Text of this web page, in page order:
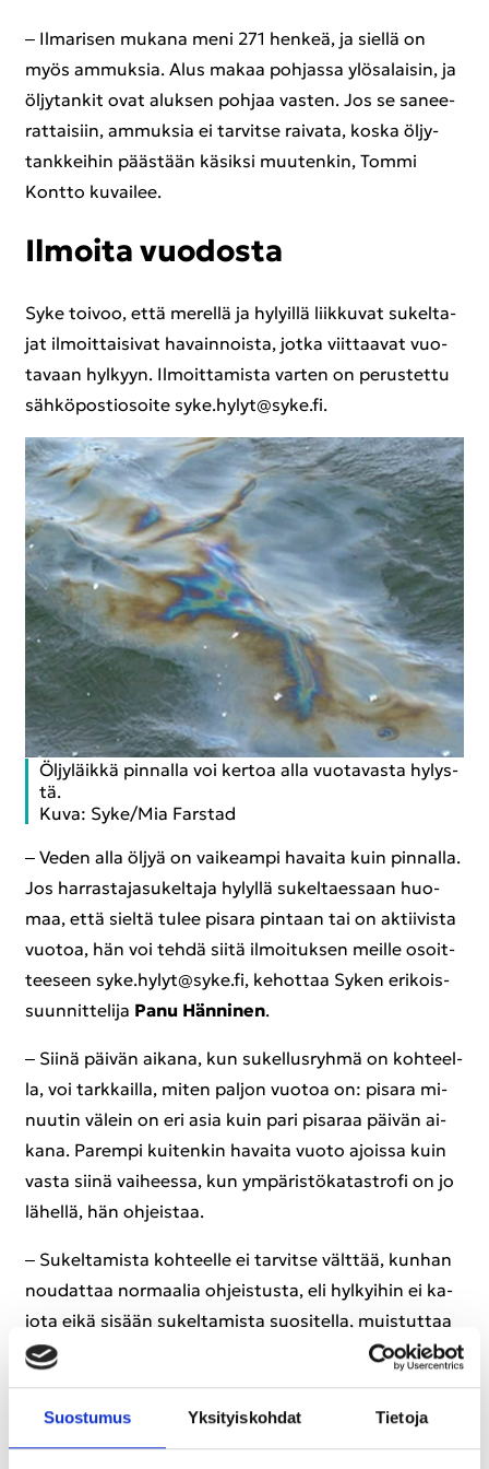
Suos­tu­mus Yk­si­tyis­koh­dat Tie­to­ja
‒ Il­ma­ri­sen mu­ka­na meni 271 hen­keä, ja siel­lä on
myös am­muk­sia. Alus makaa poh­jas­sa ylö­sa­lai­sin, ja
öl­jy­tan­kit ovat aluk­sen poh­jaa vas­ten. Jos se sa­nee­
rat­tai­siin, am­muk­sia ei tar­vit­se rai­va­ta, koska öl­jy­
tank­kei­hin pääs­tään kä­sik­si muu­ten­kin, Tommi
Kont­to ku­vai­lee.
Il­moi­ta vuo­dos­ta
Syke toi­voo, että me­rel­lä ja hy­lyil­lä liik­ku­vat su­kel­ta­
jat il­moit­tai­si­vat ha­vain­nois­ta, jotka viit­taa­vat vuo­
ta­vaan hyl­kyyn. Il­moit­ta­mis­ta var­ten on pe­rus­tet­tu
säh­kö­pos­tio­soi­te syke.hylyt@syke.fi.
Öl­jy­läik­kä pin­nal­la voi ker­toa alla vuo­ta­vas­ta hy­lys­
tä.
Kuva: Syke/Mia Fars­tad
‒ Veden alla öljyä on vai­keam­pi ha­vai­ta kuin pin­nal­la.
Jos har­ras­ta­ja­su­kel­ta­ja hy­lyl­lä su­kel­taes­saan huo­
maa, että siel­tä tulee pi­sa­ra pin­taan tai on ak­tii­vis­ta
vuo­toa, hän voi tehdä siitä il­moi­tuk­sen meil­le osoit­
tee­seen syke.hylyt@syke.fi, ke­hot­taa Syken eri­kois­
suun­nit­te­li­ja Panu Hän­ni­nen.
‒ Siinä päi­vän ai­ka­na, kun su­kel­lus­ryh­mä on koh­teel­
la, voi tark­kail­la, miten pal­jon vuo­toa on: pi­sa­ra mi­
nuu­tin vä­lein on eri asia kuin pari pi­sa­raa päi­vän ai­
ka­na. Pa­rem­pi kui­ten­kin ha­vai­ta vuoto ajois­sa kuin
vasta siinä vai­hees­sa, kun ym­pä­ris­tö­ka­ta­stro­fi on jo
lä­hel­lä, hän oh­jeis­taa.
‒ Su­kel­ta­mis­ta koh­teel­le ei tar­vit­se vält­tää, kun­han
nou­dat­taa nor­maa­lia oh­jeis­tus­ta, eli hyl­kyi­hin ei ka­
jo­ta eikä si­sään su­kel­ta­mis­ta suo­si­tel­la, muis­tut­taa
Panu Hän­ni­nen, ak­tii­vi­su­kel­ta­ja it­se­kin.
Jos epäi­let, että hylky